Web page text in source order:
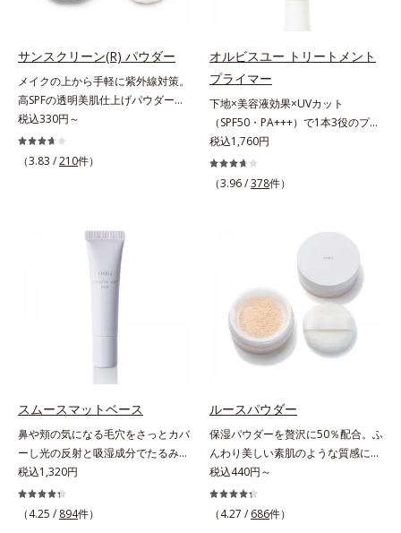
毛穴落ちを防ぎ、キレイが長持ちし
にほわっとべールをかけて、肌キメ
がふっくら整うかのよう(*3)。つっ
ぱらないここちよい密着感で、さま
ざまなタイプのファンデと併用でき
ます。毛穴が気になる箇所への部分
使いもOK。*1 ファンデーションが
くずれて毛穴に落ちること*2 酸化
ラウロイルリシン配合＝肌なじみを
良くする仕上がり向上粉体
サンスクリーン(R) パウダー
メイクの上から手軽に紫外線対策。
高SPFの透明美肌仕上げパウダー。
メイクの上から手を汚さずに紫外線
対策ができるUVカットパウダーで
す。“素肌のようななめらかな軽
上からササッとUVカットとお直し
が同時にできるお役立ちアイテムで
す。毛穴や色ムラをカバーしながら
も、素肌のような透明美肌を叶える
ールをかけるようにカバー。さらに
板状粉体が光を反射して、すっぴん
出します。また、皮脂を吸着する
「あぶらとりパウダー(*3)」を配合
し、くずれ＆テカリを防いでサラサ
ラ肌が長時間続きます。パウダータ
イプながら、SPF50+・PA++++。パ
ウダーならではの軽いつけごこち
税込330円～
（3.83 /210件）
オルビスユー トリートメント
プライマー
下地×美容液効果×UVカット
（SPF50・PA+++）で1本3役のプラ
イマー。凹凸をつるんとなめらかに
(*1)整え、化粧ノリUPの高機能化粧
下地。“塗るたび高まる、素肌の美
る小ジワをカバーしてハリ肌に整え
る高機能化粧下地毛穴や小ジワの凹
凸をつるんとなめらかに(*1)。スキ
ンケア発想の化粧下地です。保湿成
分が肌全層(*2)に働きかけて、肌の
うるおいをグンとアップ＆リッチな
クリームのようにぴたっと密着。乾
燥による小ジワを目立たなく(*1)
す。むやみに隠すのではなくふわり
アのW効果で軽やかな美肌を印象づ
けます。紫外線吸収剤フリーなのに
高SPF値、さらにスキンプロテクト
複合成分(*3)が、ブルーライト、紫
外線、大気中の微粒子汚れなどの外
税込1,760円
（3.96 /378件）
スムースマットベース
鼻や頬の気になる毛穴をさっとカバ
ーし光の反射と吸湿成分でたるみ毛
穴もふんわり一掃。肌になじむクリ
ーム状の部分用化粧下地。小鼻や頬
の気になる毛穴にさっと塗るだけ
税込1,320円
（4.25 / 894件）
ルースパウダー
保湿パウダーを贅沢に50％配合。ふ
んわり美しい素肌のような質感にな
りながらもうるおいとツヤを叶える
フェイスパウダー。朝の仕上がりの
クオリティが全然違う！ まるで美
税込440円～
（4.27 / 686件）